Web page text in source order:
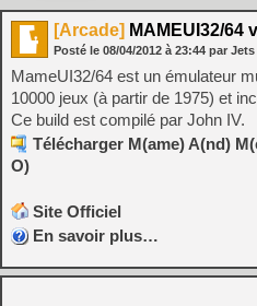
[Arcade] MAMEUI32/64
Posté le 08/04/2012 à 23:44 par Jets
MameUI32/64 est un émulateur
10000 jeux (à partir de 1975) et
Ce build est compilé par John IV.
Télécharger M(ame) A(nd)
O)
Site Officiel
En savoir plus…